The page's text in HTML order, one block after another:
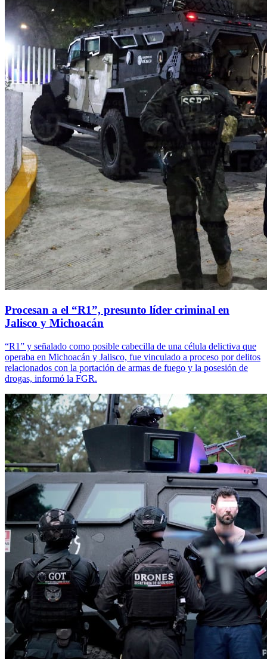
Procesan a el “R1”, presunto líder criminal en
Jalisco y Michoacán
“R1” y señalado como posible cabecilla de una célula delictiva que
operaba en Michoacán y Jalisco, fue vinculado a proceso por delitos
relacionados con la portación de armas de fuego y la posesión de
drogas, informó la FGR.